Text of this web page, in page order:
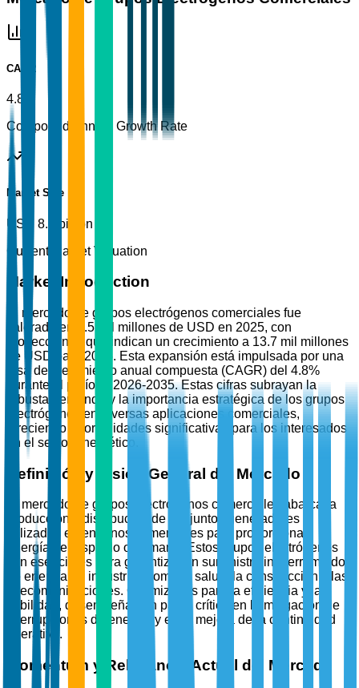
CAGR
4.8%
Compound Annual Growth Rate
Market Size
USD 8.5 billion
Current Market Valuation
Market Introduction
El mercado de grupos electrógenos comerciales fue
valorado en 8.5 mil millones de USD en 2025, con
proyecciones que indican un crecimiento a 13.7 mil millones
de USD para 2035. Esta expansión está impulsada por una
tasa de crecimiento anual compuesta (CAGR) del 4.8%
durante el período 2026-2035. Estas cifras subrayan la
robusta demanda y la importancia estratégica de los grupos
electrógenos en diversas aplicaciones comerciales,
ofreciendo oportunidades significativas para los interesados
en el sector energético.
Definición y Visión General del Mercado
El mercado de grupos electrógenos comerciales abarca la
producción y distribución de conjuntos generadores
utilizados en entornos comerciales para proporcionar
energía de respaldo o primaria. Estos grupos electrógenos
son esenciales para garantizar un suministro ininterrumpido
de energía en industrias como la salud, la construcción y las
telecomunicaciones. Optimizados para la eficiencia y la
fiabilidad, desempeñan un papel crítico en la mitigación de
interrupciones de energía y en la mejora de la continuidad
operativa.
Momentum y Relevancia Actual del Mercado